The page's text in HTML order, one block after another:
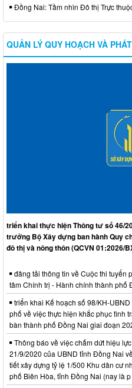
Đồng Nai: Tầm nhìn Đô thị Trực
QUẢN LÝ QUY HOẠCH VÀ
triển khai thực hiện Thông tư số 46/
trưởng Bộ Xây dựng ban hành Quy
đô thị và nông thôn (QCVN 01:2026/
đăng tải thông tin về Cuộc thi tuyển
tâm Chính trị - Hành chính thành phố
triển khai Kế hoạch số 98/KH-
phố về việc thực hiện khắc phục tình
bàn thành phố Đồng Nai giai đoạn
Thông báo về việc chấm dứt hiệu
21/9/2020 của UBND tỉnh Đồng Nai
tiết xây dựng tỷ lệ 1/500 Khu dân cư
phố Biên Hòa, tỉnh Đồng Nai (nay là p